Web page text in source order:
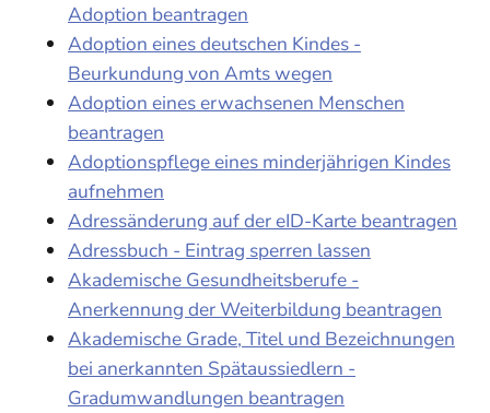
Adoption beantragen
Adoption eines deutschen Kindes -
Beurkundung von Amts wegen
Adoption eines erwachsenen Menschen
beantragen
Adoptionspflege eines minderjährigen Kindes
aufnehmen
Adressänderung auf der eID-Karte beantragen
Adressbuch - Eintrag sperren lassen
Akademische Gesundheitsberufe -
Anerkennung der Weiterbildung beantragen
Akademische Grade, Titel und Bezeichnungen
bei anerkannten Spätaussiedlern -
Gradumwandlungen beantragen